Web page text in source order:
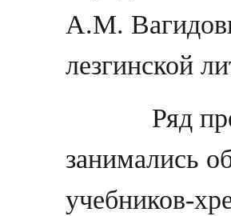
А.М.
лезгинской
Ряд
занимались
учебников-